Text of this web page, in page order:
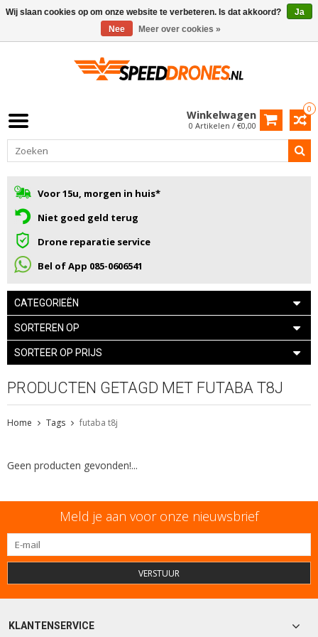
0
Winkelwagen
0 Artikelen / €0,00
Voor 15u, morgen in huis*
Niet goed geld terug
Drone reparatie service
Bel of App 085-0606541
CATEGORIEËN
SORTEREN OP
SORTEER OP PRIJS
PRODUCTEN GETAGD MET FUTABA T8J
Home Tags futaba t8j
Geen producten gevonden!...
Meld je aan voor onze nieuwsbrief
VERSTUUR
KLANTENSERVICE
Wij slaan cookies op om onze website te verbeteren. Is dat akkoord?
Ja
Nee
Meer over cookies »